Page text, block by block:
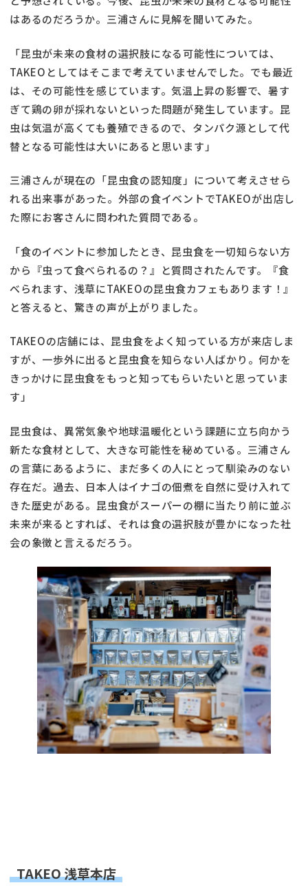
はあるのだろうか。三浦さんに見解を聞いてみた。
「昆虫が未来の食材の選択肢になる可能性については、
TAKEOとしてはそこまで考えていませんでした。でも最近
は、その可能性を感じています。気温上昇の影響で、暑す
ぎて鶏の卵が採れないといった問題が発生しています。昆
虫は気温が高くても養殖できるので、タンパク源として代
替となる可能性は大いにあると思います」
三浦さんが現在の「昆虫食の認知度」について考えさせら
れる出来事があった。外部の食イベントでTAKEOが出店し
た際にお客さんに問われた質問である。
「食のイベントに参加したとき、昆虫食を一切知らない方
から『虫って食べられるの？』と質問されたんです。『食
べられます、浅草にTAKEOの昆虫食カフェもあります！』
と答えると、驚きの声が上がりました。
TAKEOの店舗には、昆虫食をよく知っている方が来店しま
すが、一歩外に出ると昆虫食を知らない人ばかり。何かを
きっかけに昆虫食をもっと知ってもらいたいと思っていま
す」
昆虫食は、異常気象や地球温暖化という課題に立ち向かう
新たな食材として、大きな可能性を秘めている。三浦さん
の言葉にあるように、まだ多くの人にとって馴染みのない
存在だ。過去、日本人はイナゴの佃煮を自然に受け入れて
きた歴史がある。昆虫食がスーパーの棚に当たり前に並ぶ
未来が来るとすれば、それは食の選択肢が豊かになった社
会の象徴と言えるだろう。
TAKEO 浅草本店